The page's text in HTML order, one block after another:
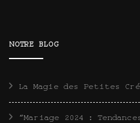
NOTRE BLOG
La Magie des Petites
“Mariage 2024 :